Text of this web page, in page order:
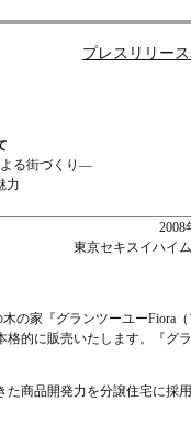
プレスリリー
る街づくり—
力
2008
東京セキスイハイ
の家『グランツーユーFiora（
格的に販売いたします。『グ
商品開発力を分譲住宅に採